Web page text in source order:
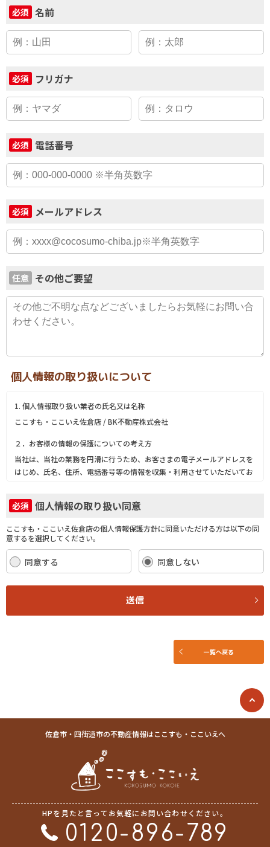
必須 名前
必須 フリガナ
必須 電話番号
必須 メールアドレス
任意 その他ご要望
個人情報の取り扱いについて
1. 個人情報取り扱い業者の氏名又は名称
ここすも・ここいえ佐倉店 / BK不動産株式会社
２．お客様の情報の保護についての考え方
当社は、当社の業務を円滑に行うため、お客さまの電子メールアドレスを
はじめ、氏名、住所、電話番号等の情報を収集・利用させていただいてお
当社は、これらのお客さまの個人情報（以下「お客さま情報」といいま
す。）の適正な保護を重大な責務と認識し、この責務を果たすために、次
(1) お客さま情報に適用される個人情報の保護に関する法律その他の関係
法令を遵守し、適切に取り扱います。また、適宜取扱いの改善に努めま
す。
(2) お客さま情報の取扱いに関する規程を明確にし、従業者に周知徹底し
ます。また、取引先等に対しても適切にお客さま情報を取り扱うように要
(5) 保有するお客さま情報について、お客さま本人からの開示、訂正、削
具体的には、以下の内容に従ってお客さま情報の取り扱いをいたします。
３．お客様の情報の利用目的
当社は、不動産についてのサービスをお客さまにご利用いただくにあた
り、各種の申込みの受付、訪問、提案、見積、各種の工事やサービス提供
等の機会に、当社が直接あるいは協力会社又は業務委託先等を通じて、お
客さまの個人情報（お客さまの電子メールアドレス、氏名、住所、電話番
号等）を取得いたしますが、これらの個人情報は下記の目的に利用させて
いただきます。
(1) 不動産についてのサービスの提供
(2) 不動産についてのサービスのアフターサービスの提供
(3) 不動産についてのサービスのお知らせ・ＰＲ、調査・データ集積、研
必須 個人情報の取り扱い同意
ここすも・ここいえ佐倉店の個人情報保護方針に同意いただける方は以下の同
意するを選択してください。
同意する 同意しない
送信
一覧へ戻る
佐倉市・四街道市の不動産情報はここすも・ここいえへ
HPを見たと言ってお気軽にお問い合わせください。
0120-896-789